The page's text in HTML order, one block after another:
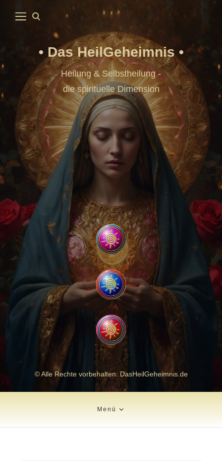
Das HeilGeheimnis
Heilung & Selbstheilung -
die spirituelle Dimension
© Alle Rechte vorbehalten: DasHeilGeheimnis.de
Menü